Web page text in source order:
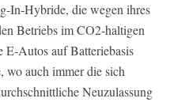
In-Hybride, die wegen ihres
Betriebs im CO2-haltigen
E-Autos auf Batteriebasis
wo auch immer die sich
Neuzulassung